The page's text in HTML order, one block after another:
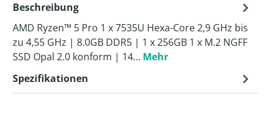
Beschreibung
AMD Ryzen™ 5 Pro 1 x 7535U Hexa-Core 2,9 GHz bis
zu 4,55 GHz | 8.0GB DDR5 | 1 x 256GB 1 x M.2 NGFF
SSD Opal 2.0 konform | 14… Mehr
Spezifikationen